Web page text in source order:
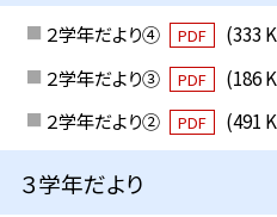
２学年だより④ PDF
(333
２学年だより③
PDF
(186
２学年だより②
PDF (491
３学年だより